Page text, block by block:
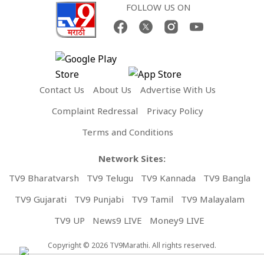
FOLLOW US ON
Contact Us About Us
Advertise With Us
Complaint Redressal
Privacy Policy
Terms and Conditions
Network Sites:
TV9 Bharatvarsh
TV9 Telugu TV9 Kannada
TV9 Bangla
TV9 Gujarati
TV9 Punjabi TV9 Tamil
TV9 Malayalam
TV9 UP
News9 LIVE Money9 LIVE
Copyright © 2026 TV9Marathi. All rights reserved.